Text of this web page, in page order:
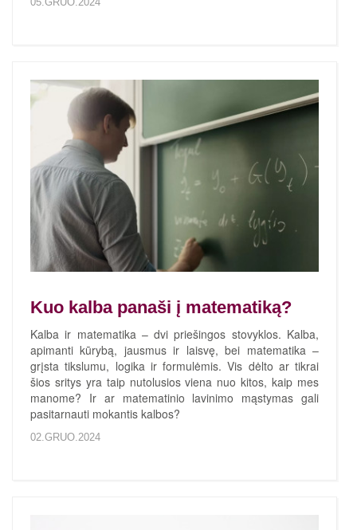
Kuo kalba panaši į matematiką?
Kalba ir matematika – dvi priešingos stovyklos. Kalba,
apimanti kūrybą, jausmus ir laisvę, bei matematika –
grįsta tikslumu, logika ir formulėmis. Vis dėlto ar tikrai
šios sritys yra taip nutolusios viena nuo kitos, kaip mes
manome? Ir ar matematinio lavinimo mąstymas gali
pasitarnauti mokantis kalbos?
02.GRUO.2024